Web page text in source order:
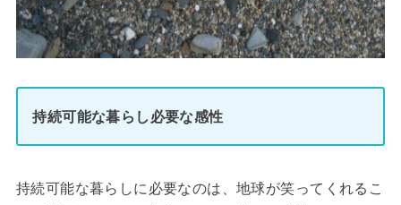
持続可能な暮らし必要な感性
持続可能な暮らしに必要なのは、地球が笑ってくれるこ